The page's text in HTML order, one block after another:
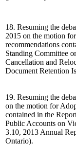
18. Resuming the
2015 on the motion
recommendations
Standing Committee
Cancellation and
Document Retention
19. Resuming the
on the motion for
contained in the
Public Accounts on
3.10, 2013 Annual
Ontario).